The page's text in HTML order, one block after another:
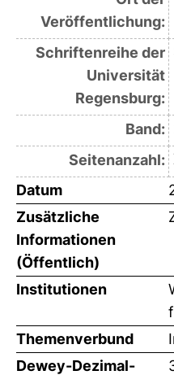
Veröffentlichung:
Schriftenreihe der
Universität
Regensburg:
Band:
Seitenanzahl:
Datum
Zusätzliche
Informationen
(Öffentlich)
Institutionen
Themenverbund
Dewey-Dezimal-